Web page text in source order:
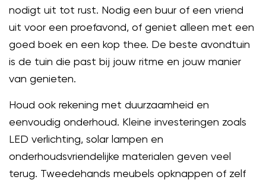
nodigt uit tot rust. Nodig een buur of een vriend
uit voor een proefavond, of geniet alleen met een
goed boek en een kop thee. De beste avondtuin
is de tuin die past bij jouw ritme en jouw manier
van genieten.
Houd ook rekening met duurzaamheid en
eenvoudig onderhoud. Kleine investeringen zoals
LED verlichting, solar lampen en
onderhoudsvriendelijke materialen geven veel
terug. Tweedehands meubels opknappen of zelf